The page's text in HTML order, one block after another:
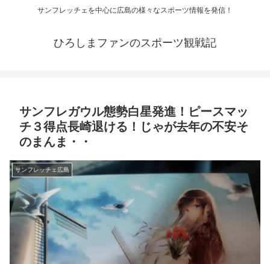
サンフレッチェを中心に広島の様々なスポーツ情報を発信！
ひろしまファンのスポーツ観戦記
サンフレガウル態勢白星発進！ピースマッ
チ３得点長崎退ける！じゃが去年の不安そ
のまんま・・
サンフレッチェ広島